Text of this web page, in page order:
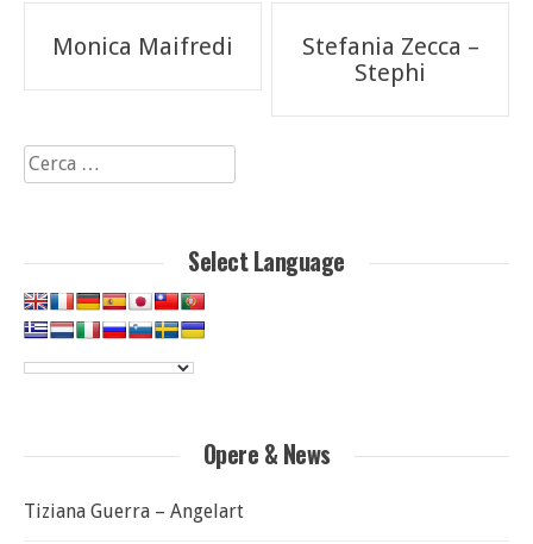
Navigazione
articoli
Monica Maifredi
Stefania Zecca –
Stephi
Ricerca
per:
Select Language
Opere & News
Tiziana Guerra – Angelart